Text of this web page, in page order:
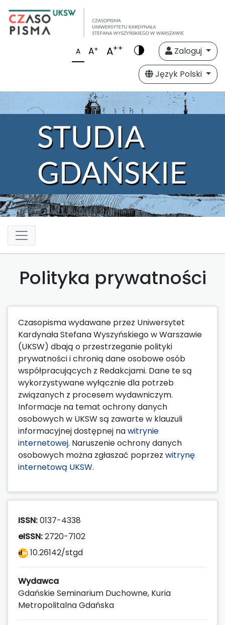
A A+ A++
Zaloguj
Język Polski
Polityka prywatności
Czasopisma wydawane przez Uniwersytet
Kardynała Stefana Wyszyńskiego w Warszawie
(UKSW) dbają o przestrzeganie polityki
prywatności i chronią dane osobowe osób
współpracujących z Redakcjami. Dane te są
wykorzystywane wyłącznie dla potrzeb
związanych z procesem wydawniczym.
Informacje na temat ochrony danych
osobowych w UKSW są zawarte w klauzuli
informacyjnej dostępnej nawitrynie
internetowej. Naruszenie ochrony danych
osobowych można zgłaszać poprzez witrynę
internetową UKSW.
ISSN:0137-4338
eISSN:2720-7102
10.26142/stgd
Wydawca
Gdańskie Seminarium Duchowne, Kuria
Metropolitalna Gdańska